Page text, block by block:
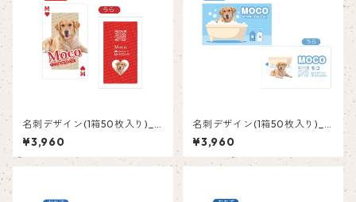
名刺デザイン(1箱50枚入り)_
トランプ_TRR001
¥3,960
名刺デザイン(1箱50枚入り)_
バスルーム_BLB002
¥3,960